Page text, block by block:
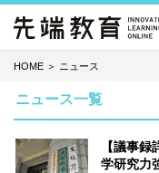
HOME ＞ ニュース
ニュース一覧
【議事
学研究力